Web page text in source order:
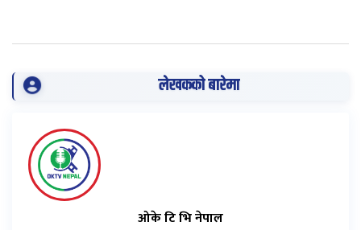
लेखकको बारेमा
ओके टि भि नेपाल